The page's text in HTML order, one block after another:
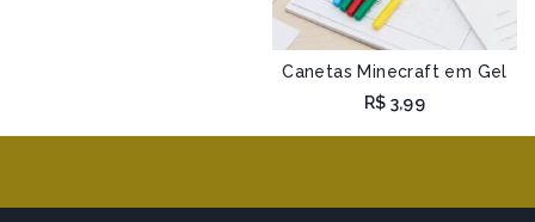
Canetas Minecraft em Gel
R$ 3,99